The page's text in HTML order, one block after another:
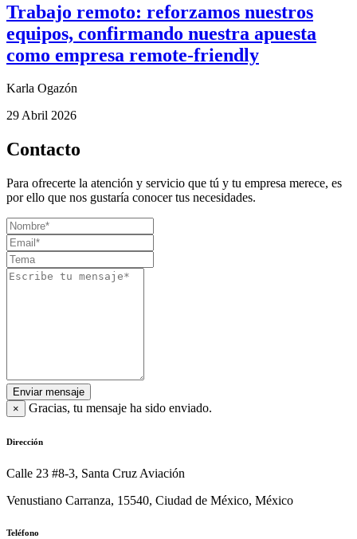
Trabajo remoto: reforzamos nuestros
equipos, confirmando nuestra apuesta
como empresa remote-friendly
Karla Ogazón
29 Abril 2026
Contacto
Para ofrecerte la atención y servicio que tú y tu empresa merece, es
por ello que nos gustaría conocer tus necesidades.
Enviar mensaje
×
Gracias, tu mensaje ha sido enviado.
Dirección
Calle 23 #8-3, Santa Cruz Aviación
Venustiano Carranza, 15540, Ciudad de México, México
Teléfono